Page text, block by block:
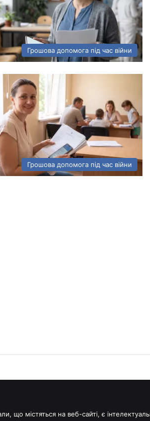
Грошова допомога під час війни
Грошова допомога під час війни
що містяться на веб-сайті, є